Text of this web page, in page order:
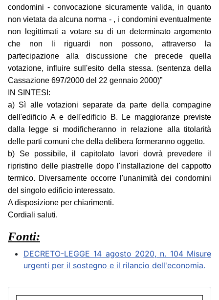
condomini - convocazione sicuramente valida, in quanto
non vietata da alcuna norma - , i condomini eventualmente
non legittimati a votare su di un determinato argomento
che non li riguardi non possono, attraverso la
partecipazione alla discussione che precede quella
votazione, influire sull'esito della stessa. (sentenza della
Cassazione 697/2000 del 22 gennaio 2000)”
IN SINTESI:
a) Sì alle votazioni separate da parte della compagine
dell'edificio A e dell'edificio B. Le maggioranze previste
dalla legge si modificheranno in relazione alla titolarità
delle parti comuni che della delibera formeranno oggetto.
b) Se possibile, il capitolato lavori dovrà prevedere il
ripristino delle piastrelle dopo l'installazione del cappotto
termico. Diversamente occorre l'unanimità dei condomini
del singolo edificio interessato.
A disposizione per chiarimenti.
Cordiali saluti.
Fonti:
DECRETO-LEGGE 14 agosto 2020, n. 104 Misure
urgenti per il sostegno e il rilancio dell'economia.